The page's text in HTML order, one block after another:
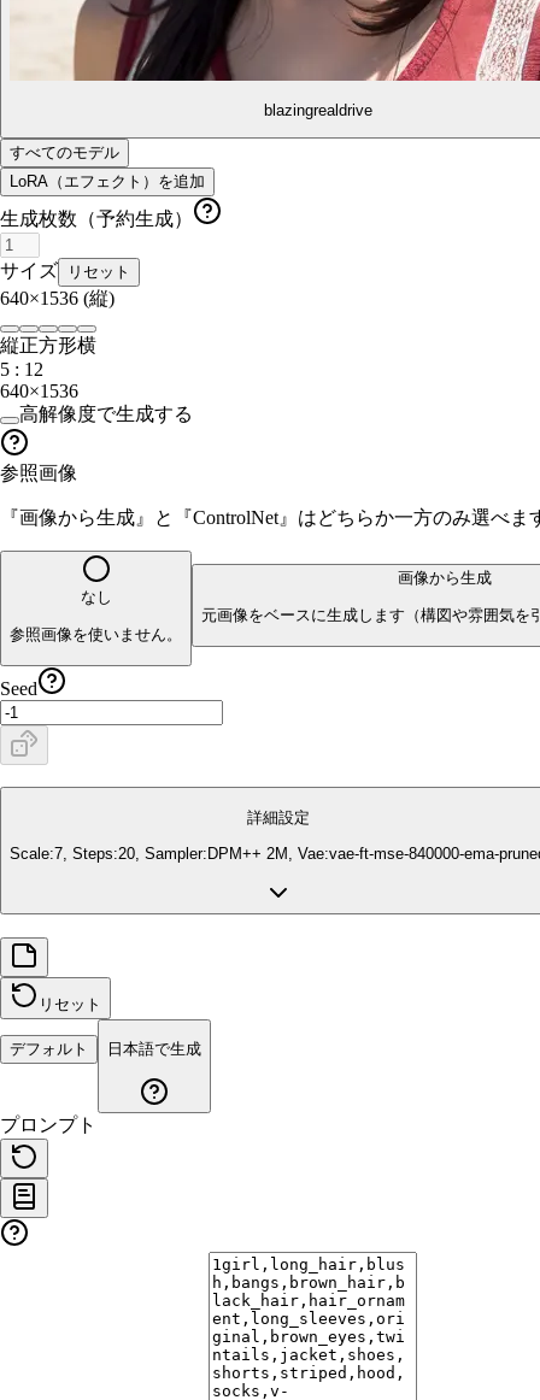
blazingrealdrive
すべてのモデル
LoRA（エフェクト）を追加
生成枚数（予約生成）
サイズ リセット
640×1536 (縦)
縦正方形横
5 : 12
640×1536
高解像度で生成する
参照画像
『画像から生成』と『ControlNet』はどちらか一方のみ選べ
なし
参照画像を使いません。
画像から生成
元画像をベースに生成します（構図や雰囲気を
Seed
詳細設定
Scale:7, Steps:20, Sampler: DPM++ 2M , Vae:vae-ft-mse-840000-ema-
リセット
デフォルト 日本語で生成
プロンプト